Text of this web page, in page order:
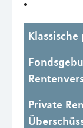
Private